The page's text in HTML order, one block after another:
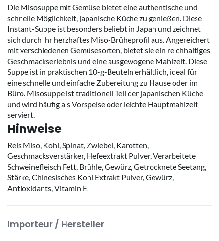
Die Misosuppe mit Gemüse bietet eine authentische und
schnelle Möglichkeit, japanische Küche zu genießen. Diese
Instant-Suppe ist besonders beliebt in Japan und zeichnet
sich durch ihr herzhaftes Miso-Brüheprofil aus. Angereichert
mit verschiedenen Gemüsesorten, bietet sie ein reichhaltiges
Geschmackserlebnis und eine ausgewogene Mahlzeit. Diese
Suppe ist in praktischen 10-g-Beuteln erhältlich, ideal für
eine schnelle und einfache Zubereitung zu Hause oder im
Büro. Misosuppe ist traditionell Teil der japanischen Küche
und wird häufig als Vorspeise oder leichte Hauptmahlzeit
serviert.
Hinweise
Reis Miso, Kohl, Spinat, Zwiebel, Karotten,
Geschmacksverstärker, Hefeextrakt Pulver, Verarbeitete
Schweinefleisch Fett, Brühle, Gewürz, Getrocknete Seetang,
Stärke, Chinesisches Kohl Extrakt Pulver, Gewürz,
Antioxidants, Vitamin E.
Importeur / Hersteller